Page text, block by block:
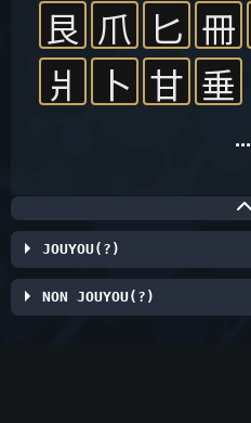
艮 爪 匕 冊
爿
卜 甘 垂
...
JOUYOU(?)
NON JOUYOU(?)